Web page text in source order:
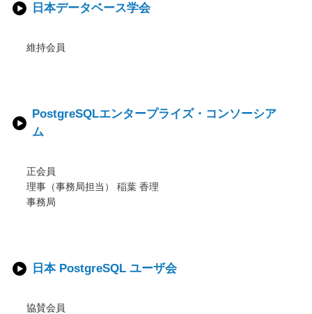
企業情報
日本データベース学会
維持会員
PostgreSQLエンタープライズ・コンソーシア
ム
正会員
理事（事務局担当） 稲葉 香理
事務局
日本 PostgreSQL ユーザ会
協賛会員